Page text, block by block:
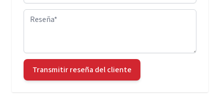
Reseña
Transmitir reseña del cliente